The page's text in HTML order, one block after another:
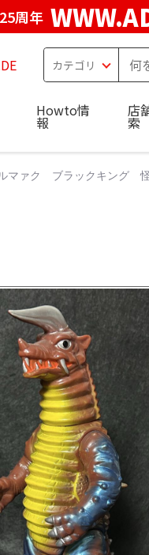
周年
Howto情
報
店
索
マァク ブラックキング